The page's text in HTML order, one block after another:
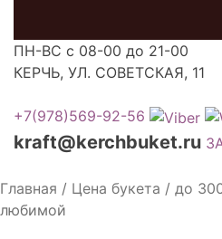
ПН-ВС с 08-00 до 21-00
КЕРЧЬ, УЛ. СОВЕТСКАЯ, 11
+7(978)569-92-56
kraft@kerchbuket.ru
Главная / Цена букета / до
любимой